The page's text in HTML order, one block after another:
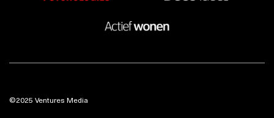
©2025 Ventures Media